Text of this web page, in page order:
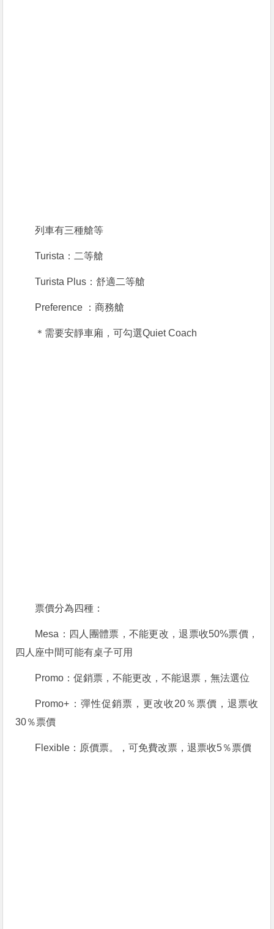
列車有三種艙等
Turista：二等艙
Turista Plus：舒適二等艙
Preference ：商務艙
＊需要安靜車廂，可勾選Quiet Coach
票價分為四種：
Mesa：四人團體票，不能更改，退票收50%票價，
四人座中間可能有桌子可用
Promo：促銷票，不能更改，不能退票，無法選位
Promo+：彈性促銷票，更改收20％票價，退票收
30％票價
Flexible：原價票。，可免費改票，退票收5％票價